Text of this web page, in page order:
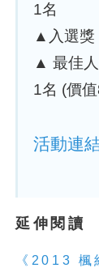
1名
▲入選獎
▲ 最佳
1名 (價
活動連
延伸閱讀
《2013 楓